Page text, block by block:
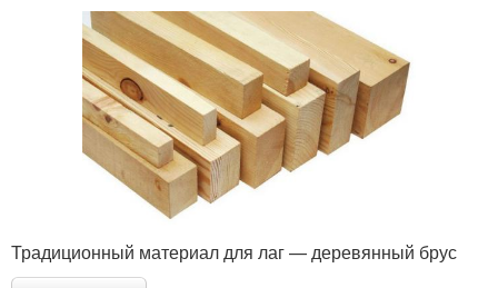
Традиционный материал для лаг — деревянный брус